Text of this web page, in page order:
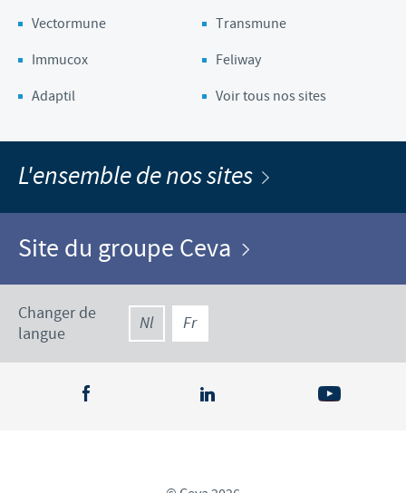
Vectormune
Transmune
Immucox
Feliway
Adaptil
Voir tous nos sites
L'ensemble de nos sites
Site du groupe Ceva
Changer de
langue
Nl Fr